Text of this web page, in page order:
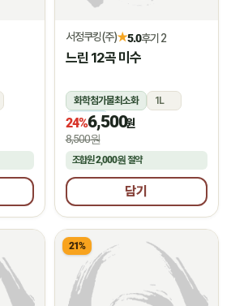
서정쿠킹(주)★5.0후기 2
느린 12곡 미수
화학첨가물최소화
1L
냉장
24%6,500원
8,500원
조합원2,000원절약
담기
21%